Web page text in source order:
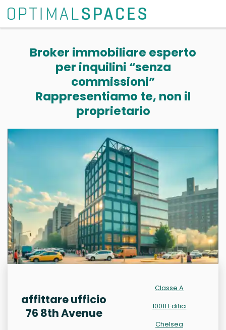
Broker immobiliare esperto
per inquilini “senza
commissioni”
Rappresentiamo te, non il
proprietario
affittare ufficio
76 8th Avenue
Classe A
10011 Edifici
Chelsea